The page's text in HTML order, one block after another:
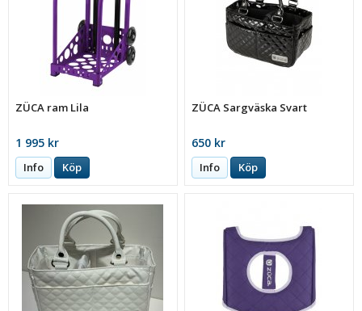
ZÜCA ram Lila
1 995 kr
Info Köp
ZÜCA Sargväska Svart
650 kr
Info Köp